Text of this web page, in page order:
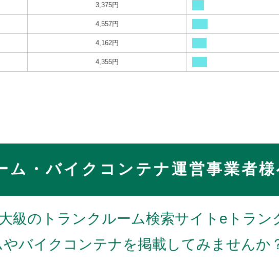
3,375円
4,557円
4,162円
4,355円
ム・バイクコンテナ運営事業者
級のトランクルーム検索サイトeトラン
バイクコンテナを掲載してみませんか